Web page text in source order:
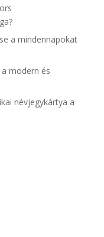
a mindennapokat
modern és
névjegykártya a